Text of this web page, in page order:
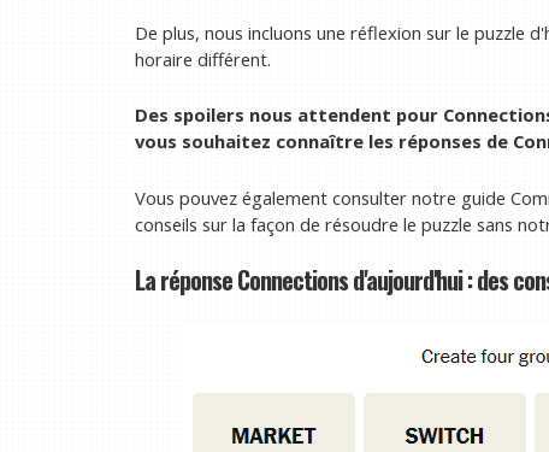
De plus, nous incluons une réflexion sur le puzzle
horaire différent.
Des spoilers nous attendent pour
vous souhaitez connaître les réponses de
Vous pouvez également consulter notre guide
conseils sur la façon de résoudre le puzzle sans
La réponse Connections d'aujourd'hui : des